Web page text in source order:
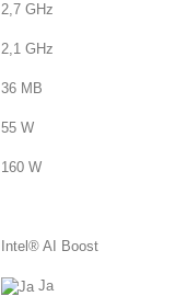
2,7 GHz
2,1 GHz
36 MB
55 W
160 W
Intel® AI Boost
Ja